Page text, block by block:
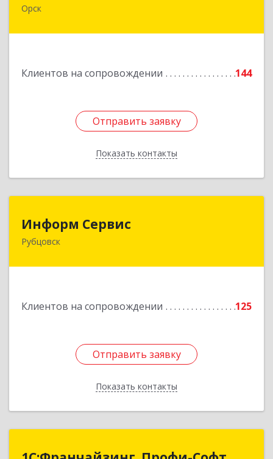
Орск
Клиентов на сопровождении 144
Отправить заявку
Показать контакты
Отправить заявку
Назад
Информ Сервис
Рубцовск
Клиентов на сопровождении 125
Отправить заявку
Показать контакты
658204, Алтайский край, Рубцовск г, Алтайская
Отправить заявку
Назад
1С:Франчайзинг. Профи-Софт